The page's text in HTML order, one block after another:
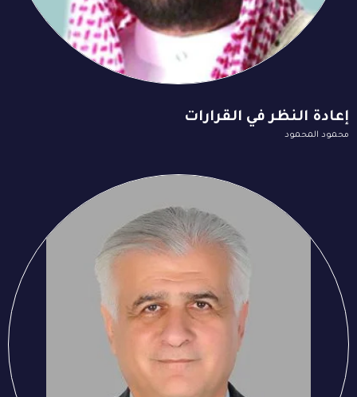
إعادة النظر في القرارات
محمود المحمود